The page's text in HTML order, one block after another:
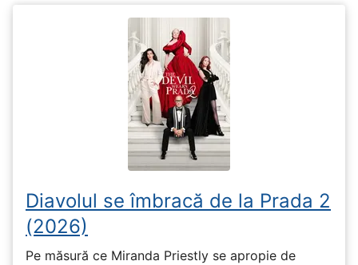
Diavolul se îmbracă de la Prada 2
(2026)
Pe măsură ce Miranda Priestly se apropie de